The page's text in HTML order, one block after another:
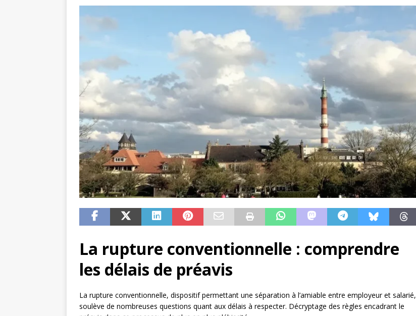
La rupture conventionnelle : comprendre
les délais de préavis
La rupture conventionnelle, dispositif permettant une séparation à l’amiable entre employeur et salarié,
soulève de nombreuses questions quant aux délais à respecter. Décryptage des règles encadrant le